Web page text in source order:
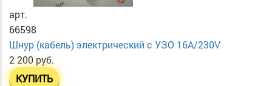
арт.
66598
Шнур (кабель) электрический с УЗО 16А/230V
2 200 руб.
КУПИТЬ